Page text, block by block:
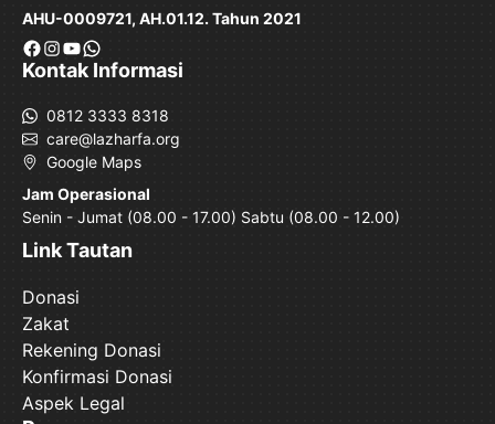
AHU-0009721, AH.01.12. Tahun 2021
Facebook
Instagram
YouTube
WhatsApp
Kontak Informasi
0812 3333 8318
care@lazharfa.org
Google Maps
Jam Operasional
Senin - Jumat (08.00 - 17.00) Sabtu (08.00 - 12.00)
Link Tautan
Donasi
Zakat
Rekening Donasi
Konfirmasi Donasi
Aspek Legal